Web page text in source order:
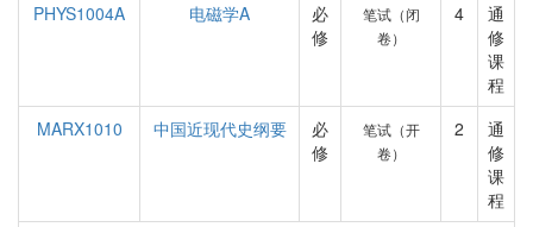
PHYS1004A
电磁学A
必
修
笔试（闭
卷）
4
通
修
课
程
MARX1010
中国近现代史纲要
必
修
笔试（开
卷）
2
通
修
课
程